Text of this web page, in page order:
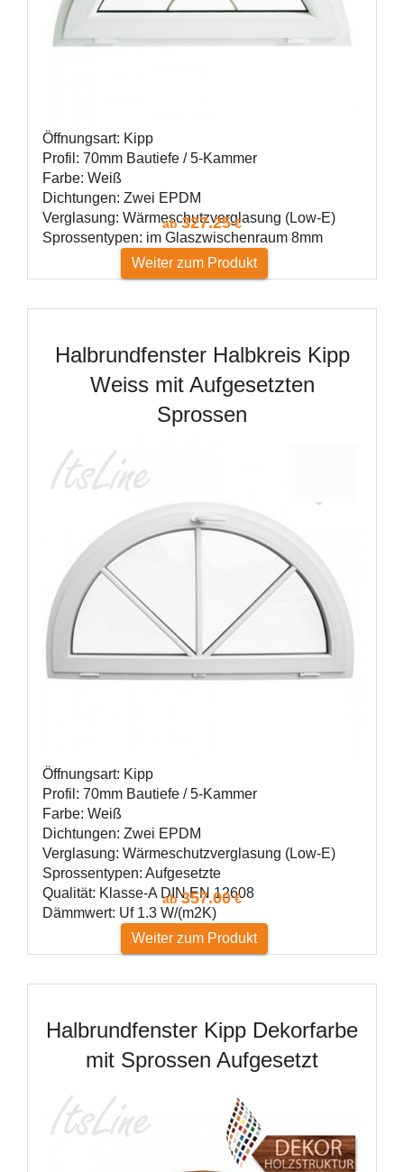
Öffnungsart: Kipp
Profil: 70mm Bautiefe / 5-Kammer
Farbe: Weiß
Dichtungen: Zwei EPDM
Verglasung: Wärmeschutzverglasung (Low-E)
Sprossentypen: im Glaszwischenraum 8mm
ab327.25€
Weiter zum Produkt
Halbrundfenster Halbkreis Kipp
Weiss mit Aufgesetzten
Sprossen
Öffnungsart: Kipp
Profil: 70mm Bautiefe / 5-Kammer
Farbe: Weiß
Dichtungen: Zwei EPDM
Verglasung: Wärmeschutzverglasung (Low-E)
Sprossentypen: Aufgesetzte
Qualität: Klasse-A DIN EN 12608
Dämmwert: Uf 1.3 W/(m2K)
ab357.00€
Weiter zum Produkt
Halbrundfenster Kipp Dekorfarbe
mit Sprossen Aufgesetzt